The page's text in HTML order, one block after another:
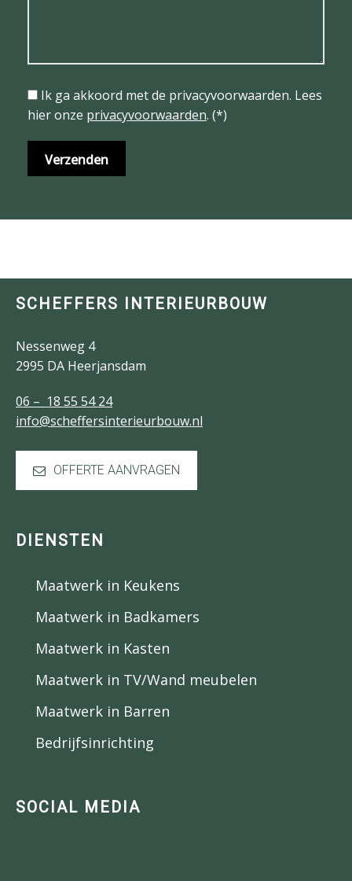
Ik ga akkoord met de privacyvoorwaarden. Lees
hier onze privacyvoorwaarden. (*)
SCHEFFERS INTERIEURBOUW
Nessenweg 4
2995 DA Heerjansdam
06 – 18 55 54 24
info@scheffersinterieurbouw.nl
OFFERTE AANVRAGEN
DIENSTEN
Maatwerk in Keukens
Maatwerk in Badkamers
Maatwerk in Kasten
Maatwerk in TV/Wand meubelen
Maatwerk in Barren
Bedrijfsinrichting
SOCIAL MEDIA